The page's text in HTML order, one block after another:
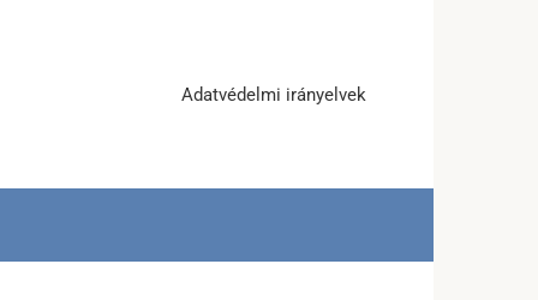
Adatvédelmi irányelvek